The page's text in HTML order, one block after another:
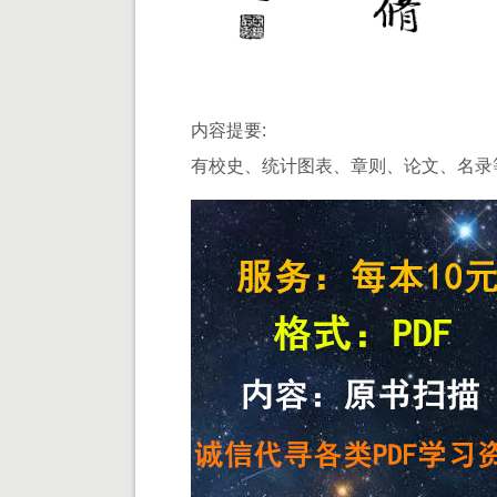
内容提要:
有校史、统计图表、章则、论文、名录